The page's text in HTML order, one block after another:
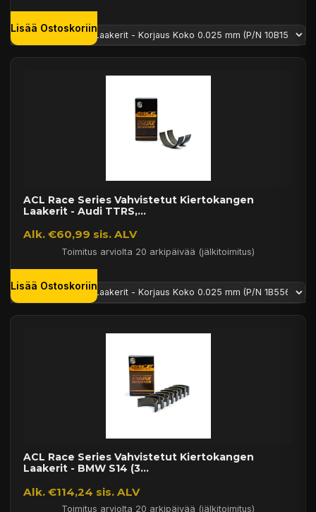
Lisää Ostoskoriin
ACL Race Series Vahvistetut Kiertokangen
Laakerit - Audi TTRS,...
Alk. €60,99 sis. ALV
Toimitus arviolta 20 arkipäivää (jälkitoimitus)
Lisää Ostoskoriin
ACL Race Series Vahvistetut Kiertokangen
Laakerit - BMW S14 (3...
Alk. €114,24 sis. ALV
Toimitus arviolta 20 arkipäivää (jälkitoimitus)